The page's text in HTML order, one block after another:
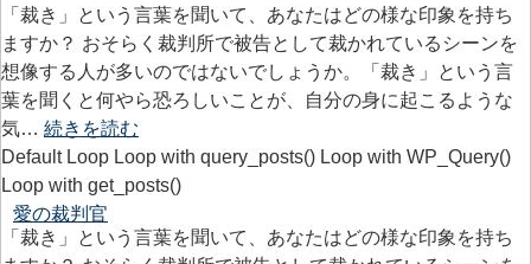
「裁き」という言葉を聞いて、あなたはどの様な印象を持ち
ますか？ おそらく裁判所で被告として裁かれているシーンを
想像する人が多いのではないでしょうか。「裁き」という言
葉を聞くと何やら恐ろしいことが、自分の身に起こるような
気… 続きを読む
Default Loop Loop with query_posts() Loop with WP_Query()
Loop with get_posts()
愛の裁判官
「裁き」という言葉を聞いて、あなたはどの様な印象を持ち